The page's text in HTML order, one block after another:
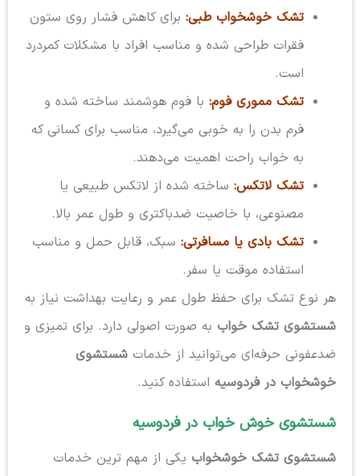
تشک خوشخواب طبی:برای کاهش فشار روی ستون
فقرات طراحی شده و مناسب افراد با مشکلات کمردرد
است.
تشک مموری فوم:با فوم هوشمند ساخته شده و
فرم بدن را به خوبی می‌گیرد، مناسب برای کسانی که
به خواب راحت اهمیت می‌دهند.
تشک لاتکس:ساخته شده از لاتکس طبیعی یا
مصنوعی، با خاصیت ضدباکتری و طول عمر بالا.
تشک بادی یا مسافرتی:سبک، قابل حمل و مناسب
استفاده موقت یا سفر.
هر نوع تشک برای حفظ طول عمر و رعایت بهداشت نیاز به
شستشوی تشک خواببه صورت اصولی دارد. برای تمیزی و
ضدعفونی حرفه‌ای می‌توانید از خدمات شستشوی
خوشخواب در فردوسیهاستفاده کنید.
شستشوی خوش خواب در فردوسیه
شستشوی تشک خوشخوابیکی از مهم ترین خدمات